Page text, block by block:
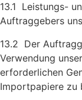
13.1 Leistungs-
Auftragge­bers
13.2 Der
Verwendung
erforderlichen
Importpapiere zu